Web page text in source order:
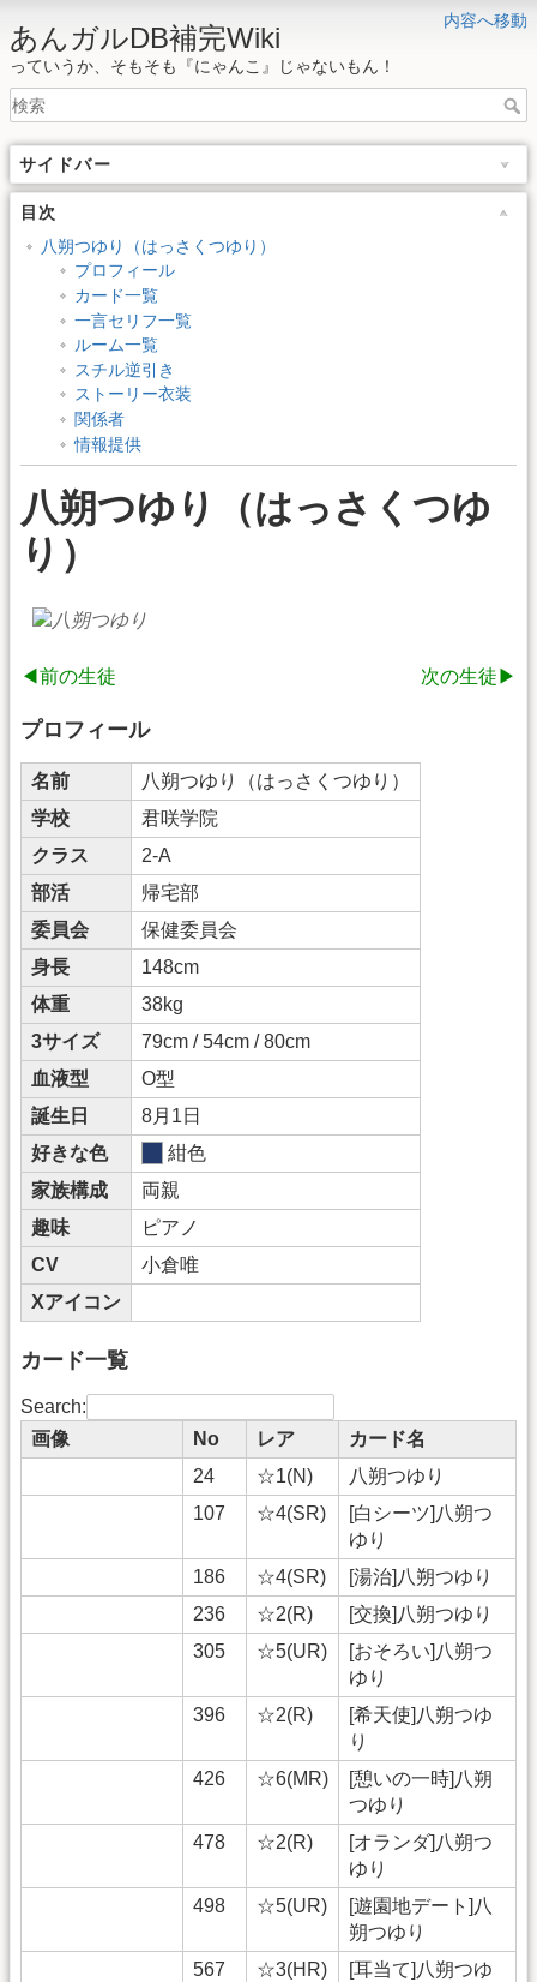
内容へ移動
あんガルDB補完Wiki
っていうか、そもそも『にゃんこ』じゃないもん！
サイドバー
目次
八朔つゆり（はっさくつゆり）
プロフィール
カード一覧
一言セリフ一覧
ルーム一覧
スチル逆引き
ストーリー衣装
関係者
情報提供
八朔つゆり（はっさくつゆ
り）
◀前の生徒 次の生徒▶
プロフィール
名前
八朔つゆり（はっさくつゆり）
学校
君咲学院
クラス
2-A
部活
帰宅部
委員会
保健委員会
身長
148cm
体重
38kg
3サイズ
79cm / 54cm / 80cm
血液型
O型
誕生日
8月1日
好きな色
紺色
家族構成
両親
趣味
ピアノ
CV
小倉唯
Xアイコン
カード一覧
Search:
画像
No レア
カード名
24
☆1(N)
八朔つゆり
107
☆4(SR)
[白シーツ]八朔つ
ゆり
186
☆4(SR)
[湯治]八朔つゆり
236
☆2(R)
[交換]八朔つゆり
305
☆5(UR)
[おそろい]八朔つ
ゆり
396
☆2(R)
[希天使]八朔つゆ
り
426
☆6(MR)
[憩いの一時]八朔
つゆり
478
☆2(R)
[オランダ]八朔つ
ゆり
498
☆5(UR)
[遊園地デート]八
朔つゆり
567
☆3(HR)
[耳当て]八朔つゆ